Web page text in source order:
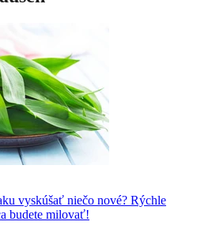
vyskúšať niečo nové? Rýchle
budete milovať!